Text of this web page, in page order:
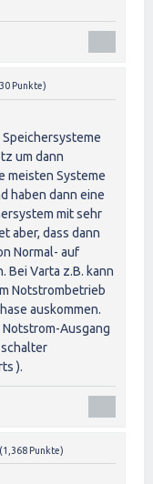
Punkte)
um dann
meisten Systeme
haben dann eine
mit sehr
aber, dass dann
Normal- auf
Varta z.B. kann
Notstrombetrieb
auskommen.
Ausgang
).
(1,368 Punkte)